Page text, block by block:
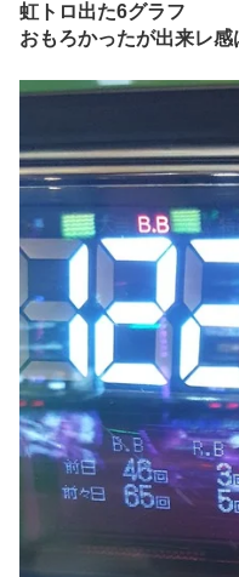
虹トロ出た6グラフ
おもろかったが出来レ